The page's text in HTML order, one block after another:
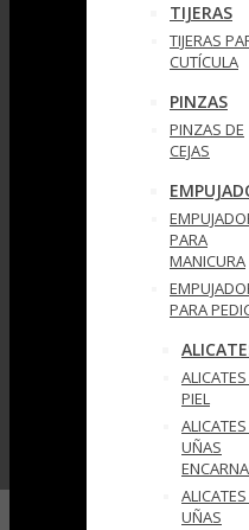
TIJERAS
TIJERAS
CUTÍCULA
PINZAS
PINZAS DE
CEJAS
PARA
MANICURA
PARA
PIEL
UÑAS
UÑAS